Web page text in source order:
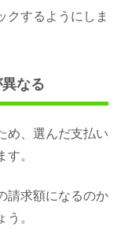
クするようにしま
なる
め、選んだ支払い
。
請求額になるのか
。